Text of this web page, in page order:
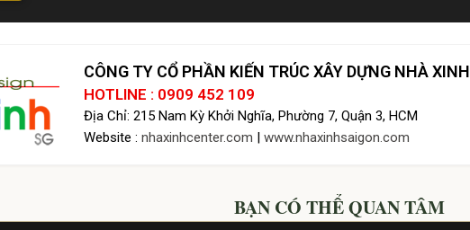
CÔNG TY CỔ PHẦN KIẾN TRÚC XÂY DỰNG NHÀ XINH
HOTLINE : 0909 452 109
Địa Chỉ: 215 Nam Kỳ Khởi Nghĩa, Phường 7, Quận 3, HCM
Website : nhaxinhcenter.com | www.nhaxinhsaigon.com
BẠN CÓ THỂ QUAN TÂM